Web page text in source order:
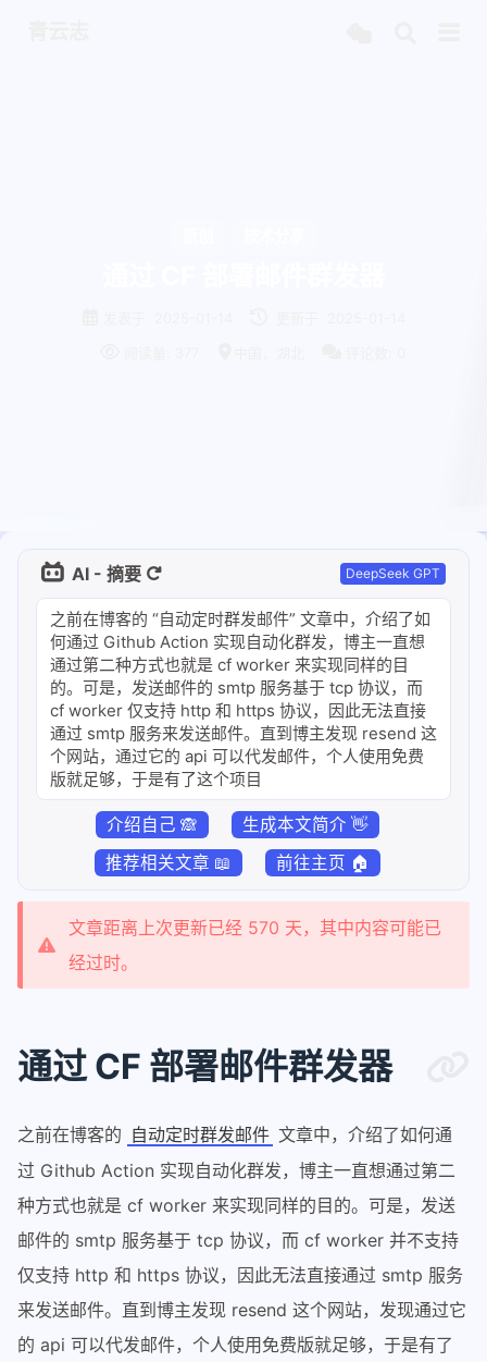
AI - 摘要 DeepSeek GPT
之前在博客的 “自动定时群发邮件” 文章中，介绍了如
何通过 Github Action 实现自动化群发，博主一直想
通过第二种方式也就是 cf worker 来实现同样的目
的。可是，发送邮件的 smtp 服务基于 tcp 协议，而
cf worker 仅支持 http 和 https 协议，因此无法直接
通过 smtp 服务来发送邮件。直到博主发现 resend 这
个网站，通过它的 api 可以代发邮件，个人使用免费
版就足够，于是有了这个项目
介绍自己 🙈
生成本文简介 👋
推荐相关文章 📖
前往主页 🏠
文章距离上次更新已经 570 天，其中内容可能已
经过时。
通过 CF 部署邮件群发器
之前在博客的 自动定时群发邮件 文章中，介绍了如何通
过 Github Action 实现自动化群发，博主一直想通过第二
种方式也就是 cf worker 来实现同样的目的。可是，发送
邮件的 smtp 服务基于 tcp 协议，而 cf worker 并不支持
仅支持 http 和 https 协议，因此无法直接通过 smtp 服务
来发送邮件。直到博主发现 resend 这个网站，发现通过它
的 api 可以代发邮件，个人使用免费版就足够，于是有了